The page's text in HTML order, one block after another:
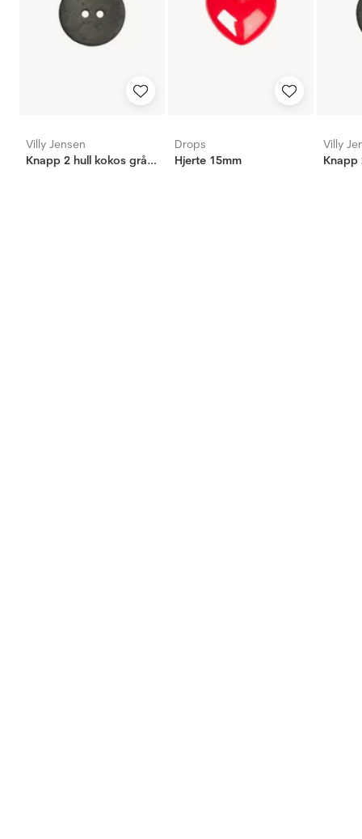
Villy Jensen
Knapp 2 hull kokos grå, 15mm
Drops
Hjerte 15mm
Villy